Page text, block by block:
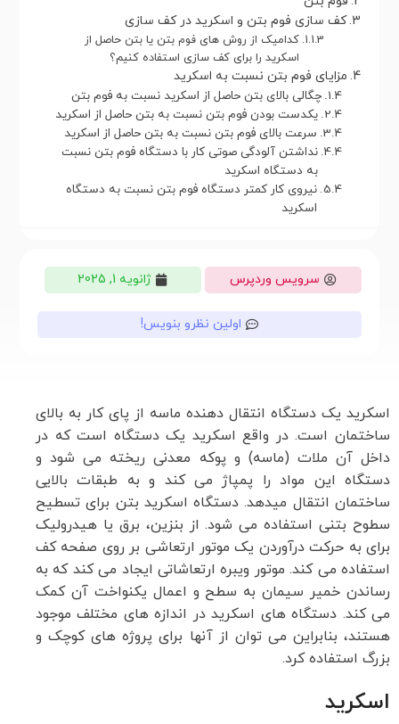
کف سازی فوم بتن و اسکرید در کف سازی
کدامیک از روش های فوم بتن یا بتن حاصل از
اسکرید را برای کف سازی استفاده کنیم؟
مزایای فوم بتن نسبت به اسکرید
چگالی بالای بتن حاصل از اسکرید نسبت به فوم بتن
یکدست بودن فوم بتن نسبت به بتن حاصل از اسکرید
سرعت بالای فوم بتن نسبت به بتن حاصل از اسکرید
نداشتن آلودگی صوتی کار با دستگاه فوم بتن نسبت
به دستگاه اسکرید
نیروی کار کمتر دستگاه فوم بتن نسبت به دستگاه
اسکرید
سرویس وردپرس ژانویه 1, 2025
اولین نظرو بنویس!
اسکرید یک دستگاه انتقال دهنده ماسه از پای کار به بالای
ساختمان است. در واقع اسکرید یک دستگاه است که در
داخل آن ملات (ماسه) و پوکه معدنی ریخته می شود و
دستگاه این مواد را پمپاژ می کند و به طبقات بالایی
ساختمان انتقال می­دهد. دستگاه اسکرید بتن برای تسطیح
سطوح بتنی استفاده می شود. از بنزین، برق یا هیدرولیک
برای به حرکت درآوردن یک موتور ارتعاشی بر روی صفحه کف
استفاده می کند. موتور ویبره ارتعاشاتی ایجاد می کند که به
رساندن خمیر سیمان به سطح و اعمال یکنواخت آن کمک
می کند. دستگاه های اسکرید در اندازه های مختلف موجود
هستند، بنابراین می توان از آنها برای پروژه های کوچک و
بزرگ استفاده کرد.
اسکرید